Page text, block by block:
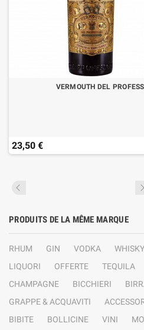
VERMOUTH DEL
23,50 €
PRODUITS DE LA MÊME MARQUE
RHUM GIN VODKA WHISKY
LIQUORI
OFFERTE TEQUILA
CHAMPAGNE
BICCHIERI
GRAPPE & ACQUAVITI
BIBITE
BOLLICINE VINI